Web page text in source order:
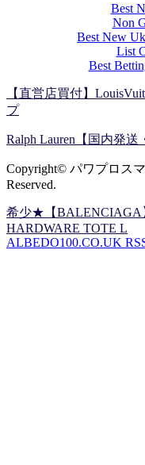
Best
Non
Best New
List
Best
【直営店買付】
プ
Ralph Lauren【国内発送
Copyright© パワプロス
Reserved.
希少★【BALENCIAGA
HARDWARE TOTE L
ALBEDO100.CO.UK